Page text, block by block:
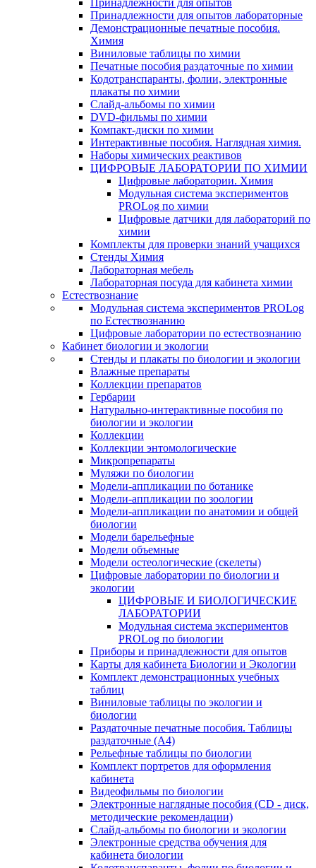
Принадлежности для опытов
Принадлежности для опытов лабораторные
Демонстрационные печатные пособия.
Химия
Виниловые таблицы по химии
Печатные пособия раздаточные по химии
Кодотранспаранты, фолии, электронные
плакаты по химии
Слайд-альбомы по химии
DVD-фильмы по химии
Компакт-диски по химии
Интерактивные пособия. Наглядная химия.
Наборы химических реактивов
ЦИФРОВЫЕ ЛАБОРАТОРИИ ПО ХИМИИ
Цифровые лаборатории. Химия
Модульная система экспериментов
PROLog по химии
Цифровые датчики для лабораторий по
химии
Комплекты для проверки знаний учащихся
Стенды Химия
Лабораторная мебель
Лабораторная посуда для кабинета химии
Естествознание
Модульная система экспериментов PROLog
по Естествознанию
Цифровые лаборатории по естествознанию
Кабинет биологии и экологии
Стенды и плакаты по биологии и экологии
Влажные препараты
Коллекции препаратов
Гербарии
Натурально-интерактивные пособия по
биологии и экологии
Коллекции
Коллекции энтомологические
Микропрепараты
Муляжи по биологии
Модели-аппликации по ботанике
Модели-аппликации по зоологии
Модели-аппликации по анатомии и общей
биологии
Модели барельефные
Модели объемные
Модели остеологические (скелеты)
Цифровые лаборатории по биологии и
экологии
ЦИФРОВЫЕ И БИОЛОГИЧЕСКИЕ
ЛАБОРАТОРИИ
Модульная система экспериментов
PROLog по биологии
Приборы и принадлежности для опытов
Карты для кабинета Биологии и Экологии
Комплект демонстрационных учебных
таблиц
Виниловые таблицы по экологии и
биологии
Раздаточные печатные пособия. Таблицы
раздаточные (А4)
Рельефные таблицы по биологии
Комплект портретов для оформления
кабинета
Видеофильмы по биологии
Электронные наглядные пособия (CD - диск,
методические рекомендации)
Слайд-альбомы по биологии и экологии
Электронные средства обучения для
кабинета биологии